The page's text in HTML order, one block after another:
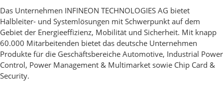
Das Unternehmen INFINEON TECHNOLOGIES AG bietet
Halbleiter- und Systemlösungen mit Schwerpunkt auf dem
Gebiet der Energieeffizienz, Mobilität und Sicherheit. Mit knapp
60.000 Mitarbeitenden bietet das deutsche Unternehmen
Produkte für die Geschäftsbereiche Automotive, Industrial Power
Control, Power Management & Multimarket sowie Chip Card &
Security.